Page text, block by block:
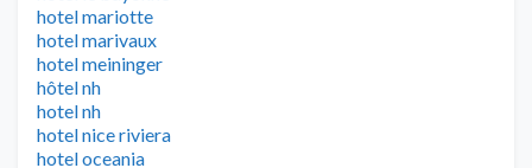
hotel mariotte
hotel marivaux
hotel meininger
hôtel nh
hotel nh
hotel nice riviera
hotel oceania